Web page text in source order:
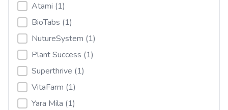
Atami (1)
BioTabs (1)
NutureSystem (1)
Plant Success (1)
Superthrive (1)
VitaFarm (1)
Yara Mila (1)